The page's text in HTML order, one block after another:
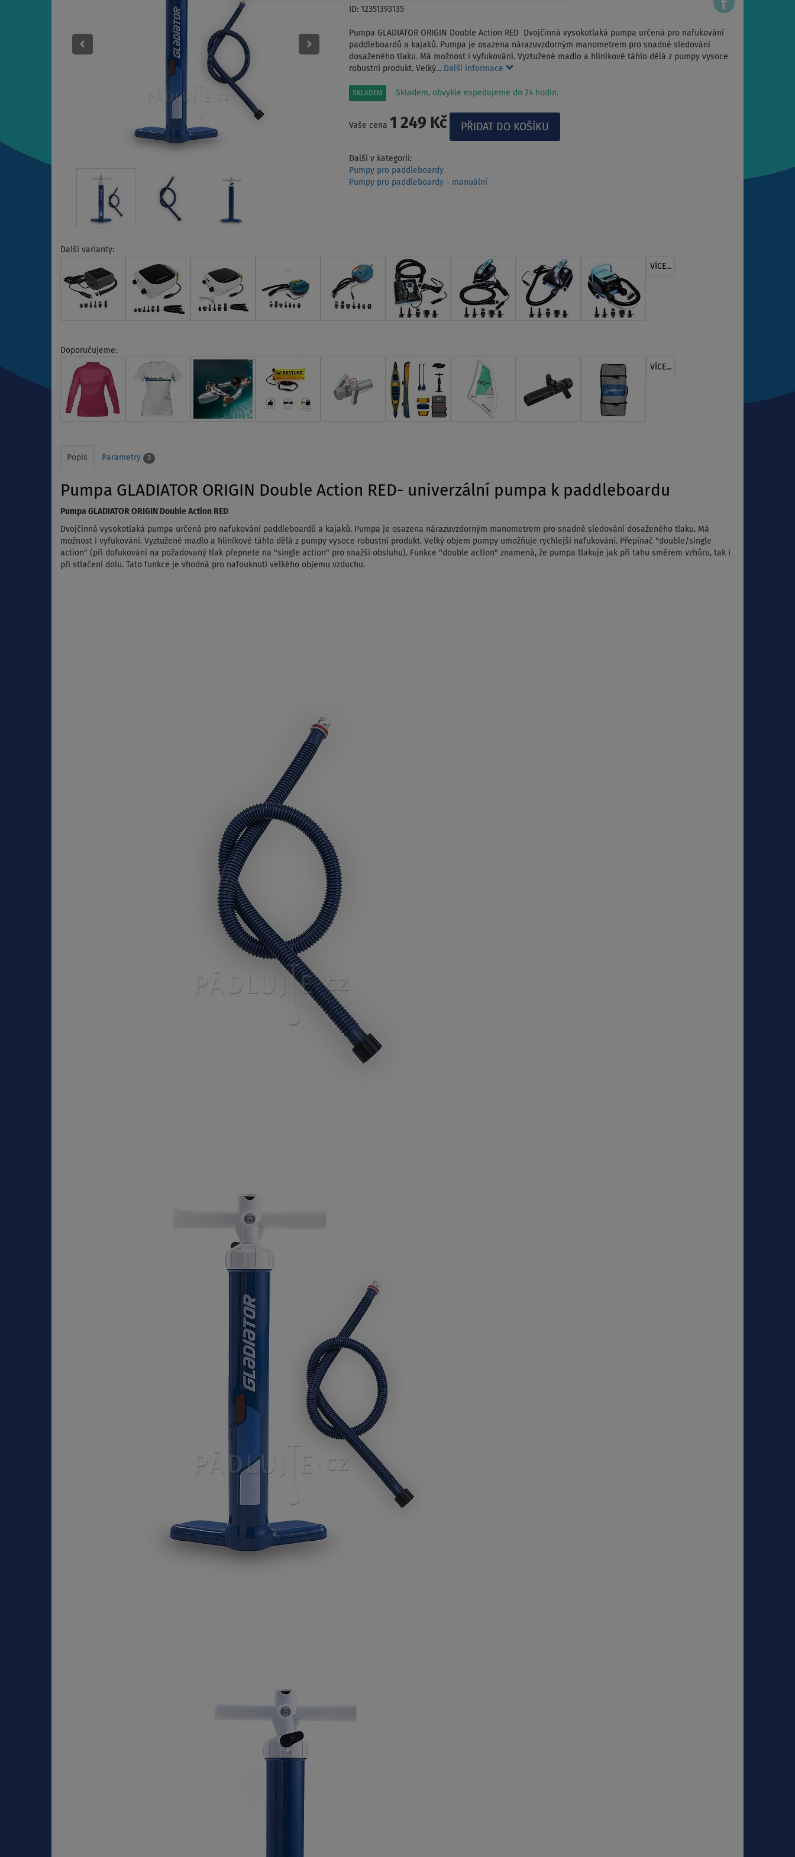
ID: 12351393135
Pumpa GLADIATOR ORIGIN Double Action RED Dvojčinná vysokotlaká pumpa určená pro nafukování
paddleboardů a kajaků. Pumpa je osazena nárazuvzdorným manometrem pro snadné sledování
dosaženého tlaku. Má možnost i vyfukování. Vyztužené madlo a hliníkové táhlo dělá z pumpy vysoce
robustní produkt. Velký… Další informace
SKLADEM Skladem, obvykle expedujeme do 24 hodin.
Vaše cena 1 249 Kč
Další v kategorii:
Pumpy pro paddleboardy
Pumpy pro paddleboardy - manuální
Další varianty:
VÍCE...
Doporučujeme:
VÍCE...
Popis Parametry 3
Pumpa GLADIATOR ORIGIN Double Action RED- univerzální pumpa k paddleboardu
Pumpa GLADIATOR ORIGIN Double Action RED
Dvojčinná vysokotlaká pumpa určená pro nafukování paddleboardů a kajaků. Pumpa je osazena nárazuvzdorným manometrem pro snadné sledování dosaženého tlaku. Má
možnost i vyfukování. Vyztužené madlo a hliníkové táhlo dělá z pumpy vysoce robustní produkt. Velký objem pumpy umožňuje rychlejší nafukování. Přepínač "double/single
action" (při dofukování na požadovaný tlak přepnete na "single action" pro snažší obsluhu). Funkce "double action" znamená, že pumpa tlakuje jak při tahu směrem vzhůru, tak i
při stlačení dolu. Tato funkce je vhodná pro nafouknutí velkého objemu vzduchu.